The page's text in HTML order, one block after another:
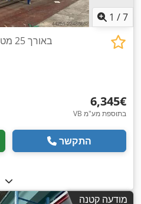
1 /7
‏6,345 ‏€
VB בתוספת מע"מ
התקשר
מודעה קטנה